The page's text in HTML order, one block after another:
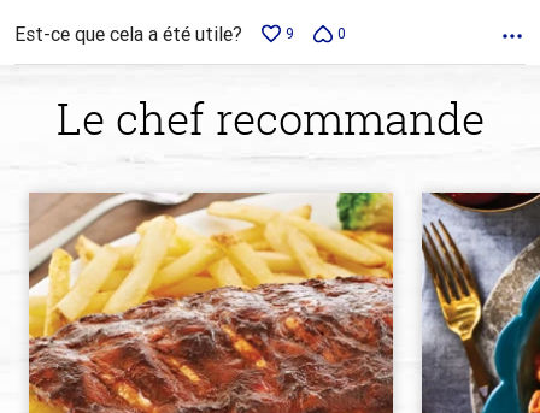
Est-ce que cela a été utile? 9 0
Le chef recommande